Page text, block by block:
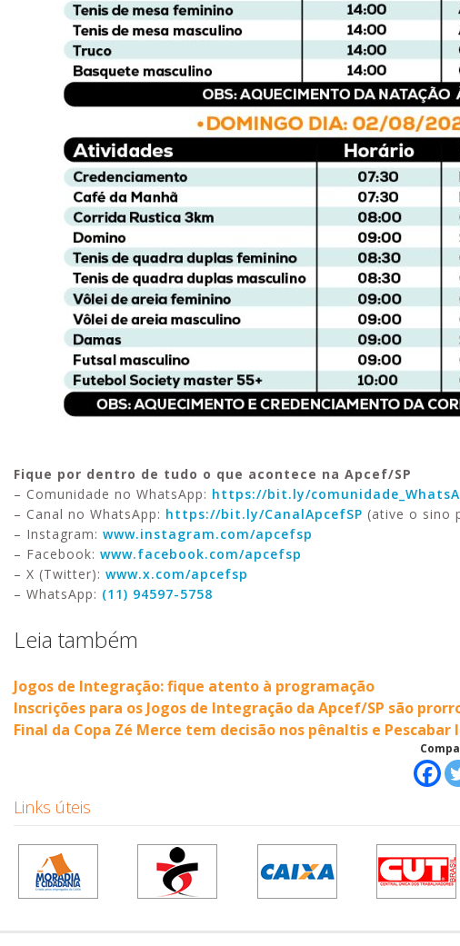
Fique por dentro de tudo o que acontece na Apcef/SP
– Comunidade no WhatsApp: https://bit.ly/
– Canal no WhatsApp: https://bit.ly/CanalApcefSP (ative o sino
– Instagram: www.instagram.com/apcefsp
– Facebook: www.facebook.com/apcefsp
– X (Twitter): www.x.com/apcefsp
– WhatsApp: (11) 94597-5758
Leia também
Jogos de Integração: fique atento à programação
Inscrições para os Jogos de Integração da Apcef/SP são
Final da Copa Zé Merce tem decisão nos pênaltis e
Links úteis